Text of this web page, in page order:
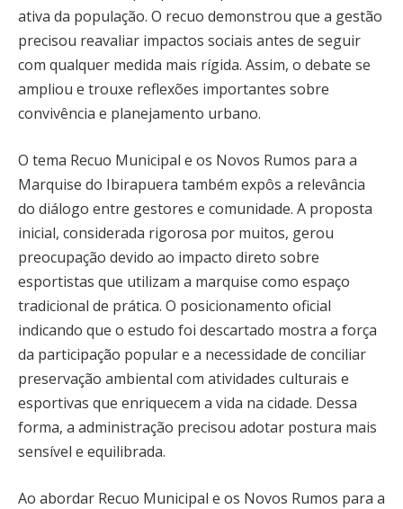
ativa da população. O recuo demonstrou que a gestão
precisou reavaliar impactos sociais antes de seguir
com qualquer medida mais rígida. Assim, o debate se
ampliou e trouxe reflexões importantes sobre
convivência e planejamento urbano.
O tema Recuo Municipal e os Novos Rumos para a
Marquise do Ibirapuera também expôs a relevância
do diálogo entre gestores e comunidade. A proposta
inicial, considerada rigorosa por muitos, gerou
preocupação devido ao impacto direto sobre
esportistas que utilizam a marquise como espaço
tradicional de prática. O posicionamento oficial
indicando que o estudo foi descartado mostra a força
da participação popular e a necessidade de conciliar
preservação ambiental com atividades culturais e
esportivas que enriquecem a vida na cidade. Dessa
forma, a administração precisou adotar postura mais
sensível e equilibrada.
Ao abordar Recuo Municipal e os Novos Rumos para a